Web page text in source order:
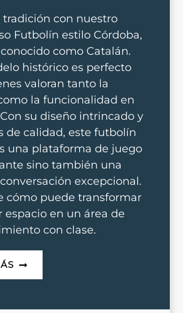
tradición con nuestro
Futbolín estilo Córdoba,
como Catalán.
histórico es perfecto
valoran tanto la
la funcionalidad en
su diseño intrincado y
de calidad, este futbolín
una plataforma de juego
sino también una
excepcional.
cómo puede transformar
espacio en un área de
con clase.